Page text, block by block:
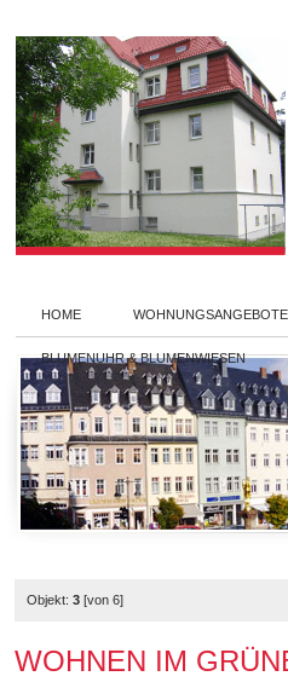
HOME WOHNUNGSANGEBOTE
BLUMENUHR & BLUMENWIESEN
Objekt: 3 [von 6]
WOHNEN IM